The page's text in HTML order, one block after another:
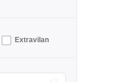
Extravilan